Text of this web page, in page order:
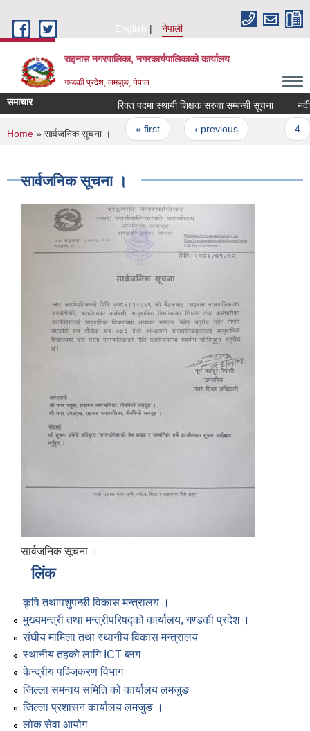
English
नेपाली
राइनास नगरपालिका, नगरकार्यपालिकाको कार्यालय
गण्डकी प्रदेश, लमजुङ, नेपाल
समाचार रिक्त पदमा स्थायी शिक्षक सरुवा सम्बन्धी सूचना
Pages
« first ‹ previous 4
You are here
Home » सार्वजनिक सूचना ।
सार्वजनिक सूचना ।
सार्वजनिक सूचना ।
लिंक
कृषि तथापशुपन्छी विकास मन्त्रालय ।
मुख्यमन्त्री तथा मन्त्रीपरिषद्को कार्यालय, गण्डकी प्रदेश ।
संघीय मामिला तथा स्थानीय विकास मन्त्रालय
स्थानीय तहको लागि ICT ब्लग
केन्द्रीय पञ्जिकरण विभाग
जिल्ला समन्वय समिति को कार्यालय लमजुङ
जिल्ला प्रशासन कार्यालय लमजुङ ।
लोक सेवा आयोग